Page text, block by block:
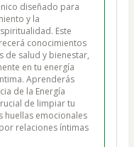
diseñado para
y la
Este
conocimientos
de salud y bienestar,
en tu energía
Aprenderás
de la Energía
de limpiar tu
huellas emocionales
relaciones íntimas